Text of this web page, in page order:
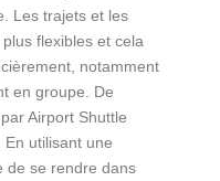
Les trajets et les
flexibles et cela
notamment
en groupe. De
Airport Shuttle
utilisant une
de se rendre dans